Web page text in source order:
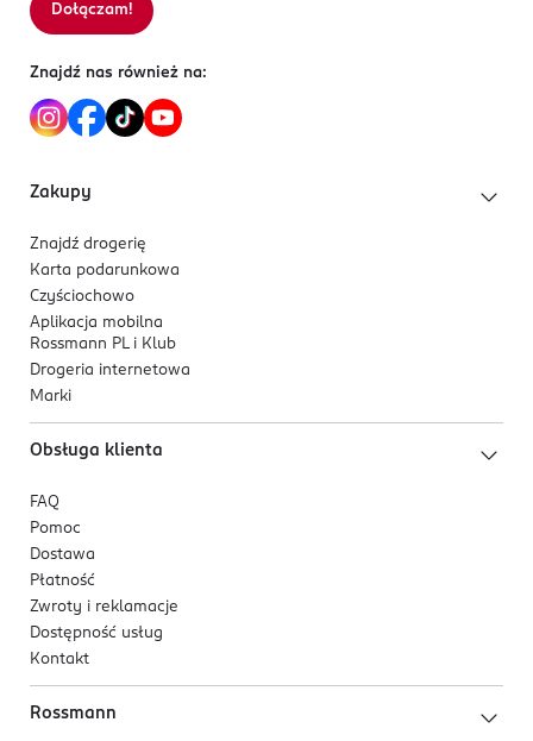
ul. Salsy 2
8 436581 945348
Sortowanie wg
Dołączam!
Znajdź nas również na:
Zakupy
Znajdź drogerię
Karta podarunkowa
Czyściochowo
Aplikacja mobilna
Rossmann PL i Klub
Drogeria internetowa
Marki
Obsługa klienta
FAQ
Pomoc
Dostawa
Płatność
Zwroty i reklamacje
Dostępność usług
Kontakt
Rossmann